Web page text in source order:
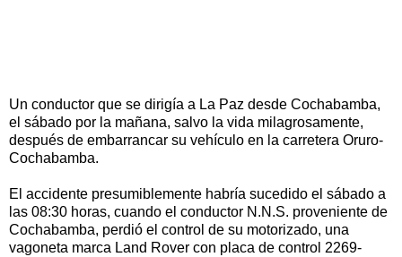
Un conductor que se dirigía a La Paz desde Cochabamba,
el sábado por la mañana, salvo la vida milagrosamente,
después de embarrancar su vehículo en la carretera Oruro-
Cochabamba.
El accidente presumiblemente habría sucedido el sábado a
las 08:30 horas, cuando el conductor N.N.S. proveniente de
Cochabamba, perdió el control de su motorizado, una
vagoneta marca Land Rover con placa de control 2269-